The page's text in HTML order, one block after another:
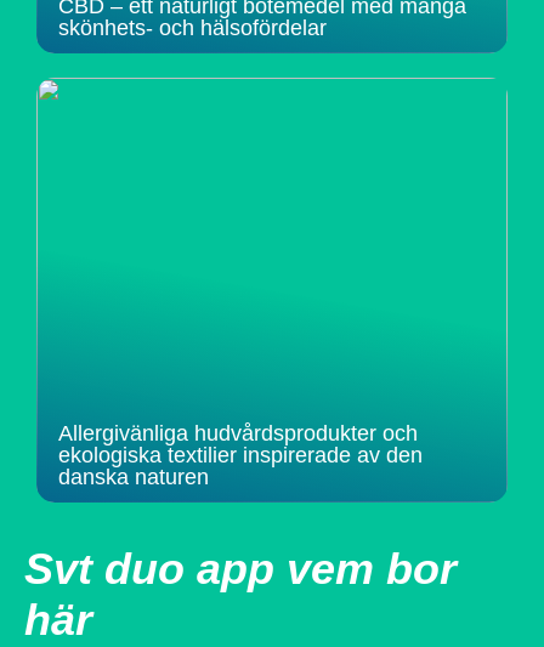
CBD – ett naturligt botemedel med många
skönhets- och hälsofördelar
Allergivänliga hudvårdsprodukter och
ekologiska textilier inspirerade av den
danska naturen
Svt duo app vem bor
här